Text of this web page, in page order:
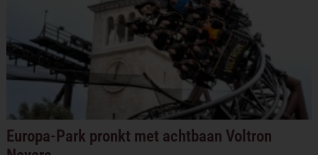
Europa-Park pronkt met achtbaan Voltron